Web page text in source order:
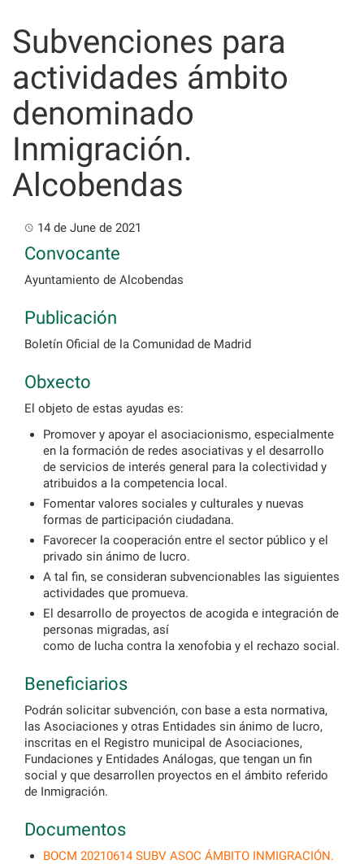
content
Subvenciones para
actividades ámbito
denominado
Inmigración.
Alcobendas
14 de June de 2021
Convocante
Ayuntamiento de Alcobendas
Publicación
Boletín Oficial de la Comunidad de Madrid
Obxecto
El objeto de estas ayudas es:
Promover y apoyar el asociacionismo, especialmente
en la formación de redes asociativas y el desarrollo
de servicios de interés general para la colectividad y
atribuidos a la competencia local.
Fomentar valores sociales y culturales y nuevas
formas de participación ciudadana.
Favorecer la cooperación entre el sector público y el
privado sin ánimo de lucro.
A tal fin, se consideran subvencionables las siguientes
actividades que promueva.
El desarrollo de proyectos de acogida e integración de
personas migradas, así
como de lucha contra la xenofobia y el rechazo social.
Beneficiarios
Podrán solicitar subvención, con base a esta normativa,
las Asociaciones y otras Entidades sin ánimo de lucro,
inscritas en el Registro municipal de Asociaciones,
Fundaciones y Entidades Análogas, que tengan un fin
social y que desarrollen proyectos en el ámbito referido
de Inmigración.
Documentos
BOCM 20210614 SUBV ASOC ÁMBITO INMIGRACIÓN.